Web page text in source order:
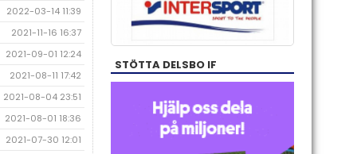
2022-03-14 11:39
2021-11-16 16:37
2021-09-01 12:24
2021-08-11 17:42
2021-08-04 23:51
2021-08-01 18:36
2021-07-30 12:01
STÖTTA DELSBO IF